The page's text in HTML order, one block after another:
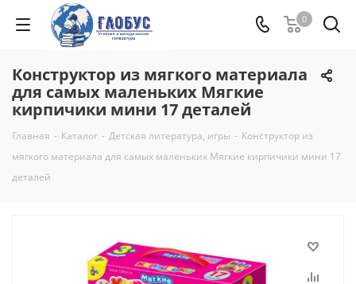
0
Конструктор из мягкого материала
для самых маленьких Мягкие
кирпичики мини 17 деталей
Главная - Каталог - Детская литература, игры - Конструктор из
мягкого материала для самых маленьких Мягкие кирпичики мини 17
деталей